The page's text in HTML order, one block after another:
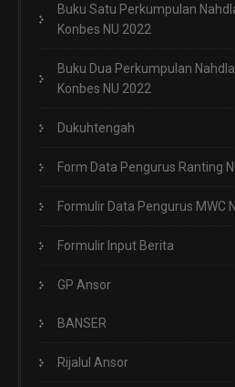
Buku Satu Perkumpulan
Konbes NU 2022
Buku Dua Perkumpulan
Konbes NU 2022
Dukuhtengah
Form Data Pengurus Ranting
Formulir Data Pengurus MWC
Formulir Input Berita
GP Ansor
BANSER
Rijalul Ansor